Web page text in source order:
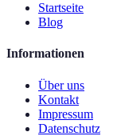
Startseite
Blog
Informationen
Über uns
Kontakt
Impressum
Datenschutz